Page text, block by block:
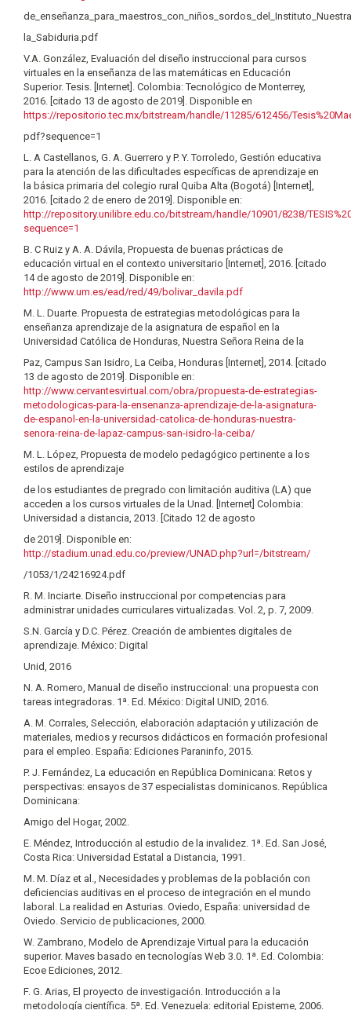
la_Sabiduria.pdf
V.A. González, Evaluación del diseño instruccional para cursos
virtuales en la enseñanza de las matemáticas en Educación
Superior. Tesis. [Internet]. Colombia: Tecnológico de Monterrey,
2016. [citado 13 de agosto de 2019]. Disponible en
https://repositorio.tec.mx/bitstream/handle/11285/612456/
pdf?sequence=1
L. A Castellanos, G. A. Guerrero y P. Y. Torroledo, Gestión educativa
para la atención de las dificultades específicas de aprendizaje en
la básica primaria del colegio rural Quiba Alta (Bogotá) [Internet],
2016. [citado 2 de enero de 2019]. Disponible en:
http://repository.unilibre.edu.co/bitstream/handle/10901/8238/
sequence=1
B. C Ruiz y A. A. Dávila, Propuesta de buenas prácticas de
educación virtual en el contexto universitario [Internet], 2016. [citado
14 de agosto de 2019]. Disponible en:
http://www.um.es/ead/red/49/bolivar_davila.pdf
M. L. Duarte. Propuesta de estrategias metodológicas para la
enseñanza aprendizaje de la asignatura de español en la
Universidad Católica de Honduras, Nuestra Señora Reina de la
Paz, Campus San Isidro, La Ceiba, Honduras [Internet], 2014. [citado
13 de agosto de 2019]. Disponible en:
http://www.cervantesvirtual.com/obra/propuesta-de-estrategias-
metodologicas-para-la-ensenanza-aprendizaje-de-la-asignatura-
de-espanol-en-la-universidad-catolica-de-honduras-nuestra-
senora-reina-de-lapaz-campus-san-isidro-la-ceiba/
M. L. López, Propuesta de modelo pedagógico pertinente a los
estilos de aprendizaje
de los estudiantes de pregrado con limitación auditiva (LA) que
acceden a los cursos virtuales de la Unad. [Internet] Colombia:
Universidad a distancia, 2013. [Citado 12 de agosto
de 2019]. Disponible en:
http://stadium.unad.edu.co/preview/UNAD.php?url=/bitstream/
/1053/1/24216924.pdf
R. M. Inciarte. Diseño instruccional por competencias para
administrar unidades curriculares virtualizadas. Vol. 2, p. 7, 2009.
S.N. García y D.C. Pérez. Creación de ambientes digitales de
aprendizaje. México: Digital
Unid, 2016
N. A. Romero, Manual de diseño instruccional: una propuesta con
tareas integradoras. 1ª. Ed. México: Digital UNID, 2016.
A. M. Corrales, Selección, elaboración adaptación y utilización de
materiales, medios y recursos didácticos en formación profesional
para el empleo. España: Ediciones Paraninfo, 2015.
P. J. Fernández, La educación en República Dominicana: Retos y
perspectivas: ensayos de 37 especialistas dominicanos. República
Dominicana:
Amigo del Hogar, 2002.
E. Méndez, Introducción al estudio de la invalidez. 1ª. Ed. San José,
Costa Rica: Universidad Estatal a Distancia, 1991.
M. M. Díaz et al., Necesidades y problemas de la población con
deficiencias auditivas en el proceso de integración en el mundo
laboral. La realidad en Asturias. Oviedo, España: universidad de
Oviedo. Servicio de publicaciones, 2000.
W. Zambrano, Modelo de Aprendizaje Virtual para la educación
superior. Maves basado en tecnologías Web 3.0. 1ª. Ed. Colombia:
Ecoe Ediciones, 2012.
F. G. Arias, El proyecto de investigación. Introducción a la
metodología científica. 5ª. Ed. Venezuela: editorial Episteme, 2006.